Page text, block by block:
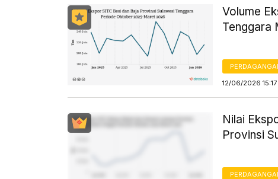
Volume
Tenggara
12/06/2026 15:17
Nilai
Provinsi